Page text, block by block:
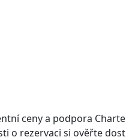
ceny a podpora
o rezervaci si ověřte